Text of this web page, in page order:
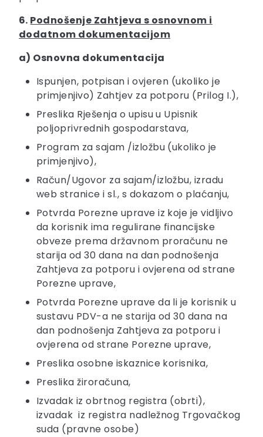
6. Podnošenje Zahtjeva s osnovnom i
dodatnom dokumentacijom
a) Osnovna dokumentacija
Ispunjen, potpisan i ovjeren (ukoliko je
primjenjivo) Zahtjev za potporu (Prilog I.),
Preslika Rješenja o upisu u Upisnik
poljoprivrednih gospodarstava,
Program za sajam /izložbu (ukoliko je
primjenjivo),
Račun/Ugovor za sajam/izložbu, izradu
web stranice i sl., s dokazom o plaćanju,
Potvrda Porezne uprave iz koje je vidljivo
da korisnik ima regulirane financijske
obveze prema državnom proračunu ne
starija od 30 dana na dan podnošenja
Zahtjeva za potporu i ovjerena od strane
Porezne uprave,
Potvrda Porezne uprave da li je korisnik u
sustavu PDV-a ne starija od 30 dana na
dan podnošenja Zahtjeva za potporu i
ovjerena od strane Porezne uprave,
Preslika osobne iskaznice korisnika,
Preslika žiroračuna,
Izvadak iz obrtnog registra (obrti),
izvadak iz registra nadležnog Trgovačkog
suda (pravne osobe)